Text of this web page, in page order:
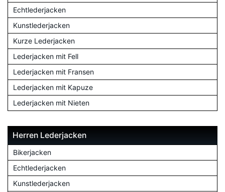
Echtlederjacken
Kunstlederjacken
Kurze Lederjacken
Lederjacken mit Fell
Lederjacken mit Fransen
Lederjacken mit Kapuze
Lederjacken mit Nieten
Herren Lederjacken
Bikerjacken
Echtlederjacken
Kunstlederjacken